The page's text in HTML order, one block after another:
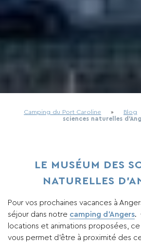
Camping du Port Caroline » Blog
sciences naturelles
LE MUSÉUM DES
NATURELLES
Pour vos prochaines vacances à
séjour dans notre camping d’Angers.
locations et animations proposées,
vous permet d’être à proximité des